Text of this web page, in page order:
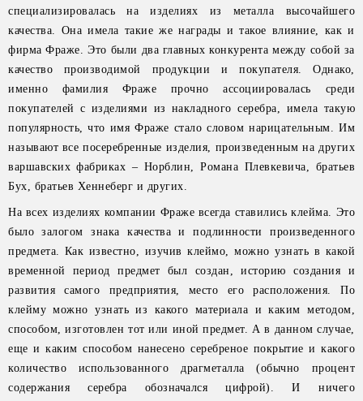
специализировалась на изделиях из металла высочайшего
качества. Она имела такие же награды и такое влияние, как и
фирма Фраже. Это были два главных конкурента между собой за
качество производимой продукции и покупателя. Однако,
именно фамилия Фраже прочно ассоциировалась среди
покупателей с изделиями из накладного серебра, имела такую
популярность, что имя Фраже стало словом нарицательным. Им
называют все посеребренные изделия, произведенным на других
варшавских фабриках – Норблин, Романа Плевкевича, братьев
Бух, братьев Хеннеберг и других.
На всех изделиях компании Фраже всегда ставились клейма. Это
было залогом знака качества и подлинности произведенного
предмета. Как известно, изучив клеймо, можно узнать в какой
временной период предмет был создан, историю создания и
развития самого предприятия, место его расположения. По
клейму можно узнать из какого материала и каким методом,
способом, изготовлен тот или иной предмет. А в данном случае,
еще и каким способом нанесено серебреное покрытие и какого
количество использованного драгметалла (обычно процент
содержания серебра обозначался цифрой). И ничего